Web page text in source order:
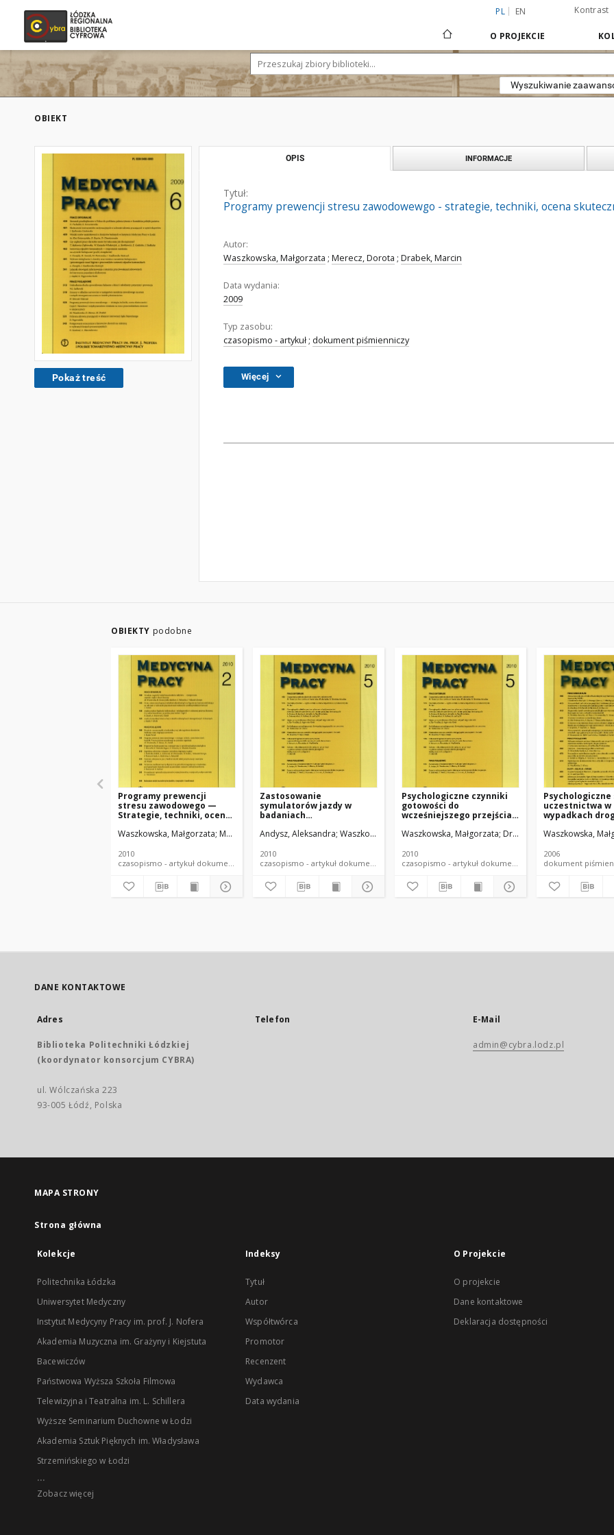
PL EN Kontrast
O PROJEKCIE
Wyszukiwanie
OBIEKT
Pokaż treść
OPIS INFORMACJE
Tytuł:
Programy prewencji stresu zawodowewgo - strategie, techniki, ocena
Autor:
Waszkowska, Małgorzata ; Merecz, Dorota ; Drabek, Marcin
Data wydania:
2009
Typ zasobu:
czasopismo - artykuł ; dokument piśmienniczy
Więcej
OBIEKTY podobne
Programy prewencji
stresu zawodowego —
Strategie, techniki, ocena
Prewencja stresu
organizacji
Waszkowska, Małgorzata Merecz, Dorota Drabek, Marcin
2010
czasopismo - artykuł dokument piśmienniczy
Zastosowanie
symulatorów jazdy w
badaniach
Andysz, Aleksandra Waszkowska, Małgorzata Merecz, Dorota Drabek, Marcin
2010
czasopismo - artykuł dokument piśmienniczy
Psychologiczne czynniki
gotowości do
wcześniejszego przejścia
Waszkowska, Małgorzata Drabek, Marcin
2010
czasopismo - artykuł dokument piśmienniczy
uczestnictwa w
wypadkach
publicznego
Waszkowska,
2006
DANE KONTAKTOWE
Adres
Biblioteka Politechniki Łódzkiej
(koordynator konsorcjum CYBRA)
ul. Wólczańska 223
93-005 Łódź, Polska
Telefon E-Mail
admin@cybra.lodz.pl
MAPA STRONY
Strona główna
Kolekcje
Politechnika Łódzka
Uniwersytet Medyczny
Instytut Medycyny Pracy im. prof. J. Nofera
Akademia Muzyczna im. Grażyny i Kiejstuta
Bacewiczów
Państwowa Wyższa Szkoła Filmowa
Telewizyjna i Teatralna im. L. Schillera
Wyższe Seminarium Duchowne w Łodzi
Akademia Sztuk Pięknych im. Władysława
Strzemińskiego w Łodzi
...
Zobacz więcej
Indeksy
Tytuł
Autor
Współtwórca
Promotor
Recenzent
Wydawca
Data wydania
O Projekcie
O projekcie
Dane kontaktowe
Deklaracja dostępności